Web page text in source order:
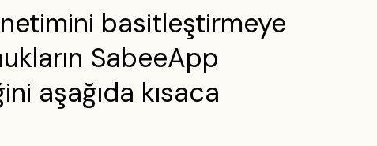
basitleştirmeye
SabeeApp
aşağıda kısaca